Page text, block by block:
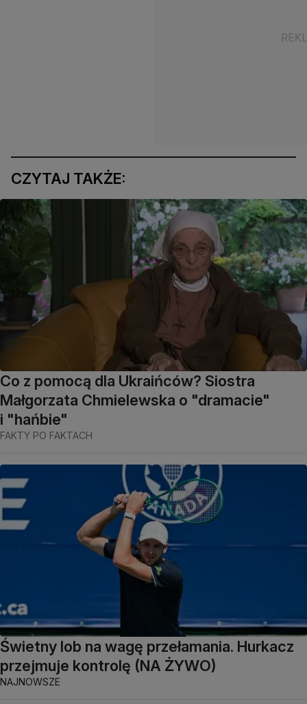
CZYTAJ TAKŻE:
Co z pomocą dla Ukraińców? Siostra
Małgorzata Chmielewska o "dramacie"
i "hańbie"
FAKTY PO FAKTACH
Świetny lob na wagę przełamania. Hurkacz
przejmuje kontrolę (NA ŻYWO)
NAJNOWSZE